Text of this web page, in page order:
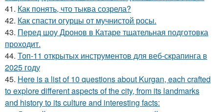
41. Как понять, что тыква созрела?
42. Как спасти огурцы от мучнистой росы.
43. Перед шоу Дронов в Катаре тщательная подготовка
проходит.
44. Топ-11 открытых инструментов для веб-скрапинга в
2025 году
45. Here is a list of 10 questions about Kurgan, each crafted
to explore different aspects of the city, from its landmarks
and history to its culture and interesting facts: